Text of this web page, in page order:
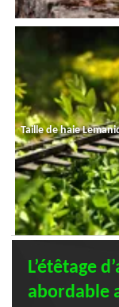
Taille de haie
L’étêtage
abordable